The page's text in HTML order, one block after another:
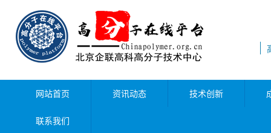
网站首页 资讯动态 技术创新
联系我们